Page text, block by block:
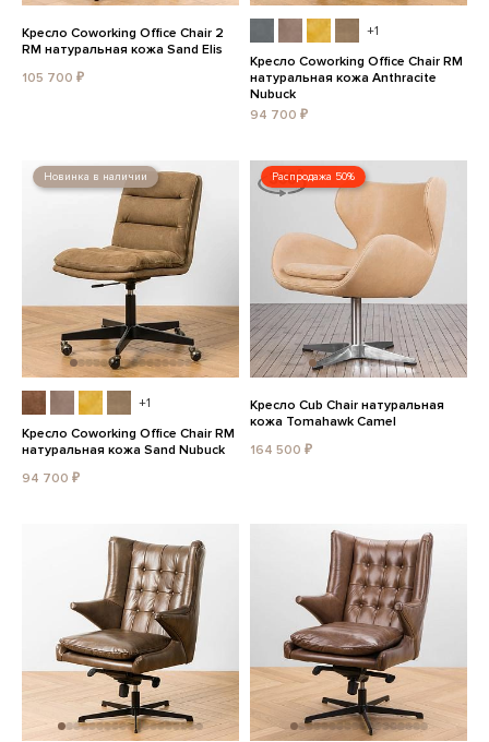
Кресло Coworking Office Chair 2
RM натуральная кожа Sand Elis
105 700 ₽
+1
Кресло Coworking Office Chair RM
натуральная кожа Anthracite
Nubuck
94 700 ₽
Новинка в наличии
+1
Кресло Coworking Office Chair RM
натуральная кожа Sand Nubuck
94 700 ₽
Распродажа 50%
Кресло Cub Chair натуральная
кожа Tomahawk Camel
164 500 ₽